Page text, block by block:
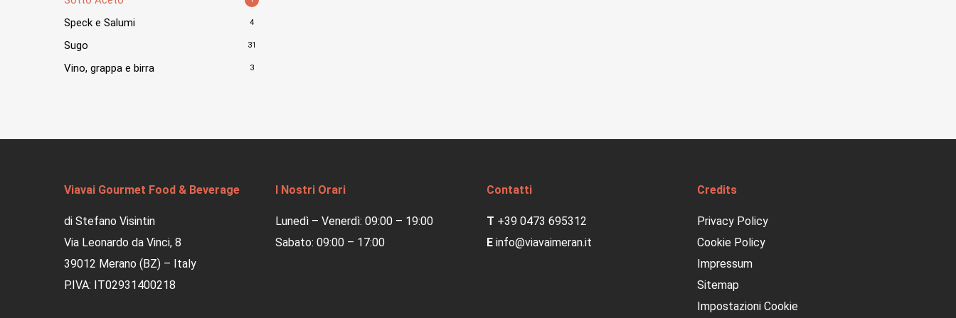
Speck e Salumi 4
Sugo 31
Vino, grappa e birra 3
Viavai Gourmet Food & Beverage
di Stefano Visintin
Via Leonardo da Vinci, 8
39012 Merano (BZ) – Italy
P.IVA: IT02931400218
I Nostri Orari
Lunedì – Venerdì: 09:00 – 19:00
Sabato: 09:00 – 17:00
Contatti
T +39 0473 695312
E info@viavaimeran.it
Credits
Privacy Policy
Cookie Policy
Impressum
Sitemap
Impostazioni Cookie